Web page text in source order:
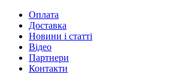
Оплата
Доставка
Новини і статті
Відео
Партнери
Контакти